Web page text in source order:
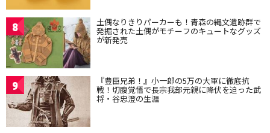
8 土偶なりきりパーカーも！青森の縄文遺跡群で
発掘された土偶がモチーフのキュートなグッズ
が新発売
9 『豊臣兄弟！』小一郎の5万の大軍に徹底抗
戦！切腹覚悟で長宗我部元親に降伏を迫った武
将・谷忠澄の生涯